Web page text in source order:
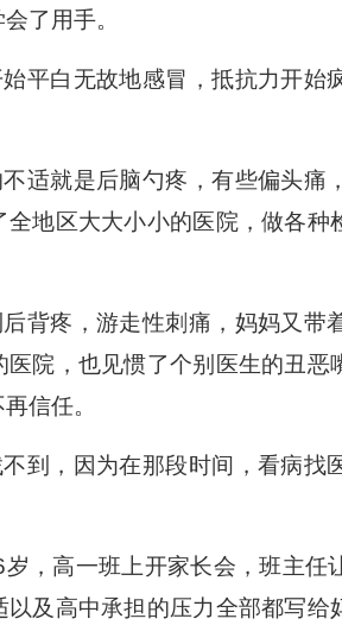
了用手。
平白无故地感冒，抵抗力开始
适就是后脑勺疼，有些偏头痛
地区大大小小的医院，做各种
背疼，游走性刺痛，妈妈又带
院，也见惯了个别医生的丑
信任。
到，因为在那段时间，看病找
，高一班上开家长会，班主任
及高中承担的压力全部都写